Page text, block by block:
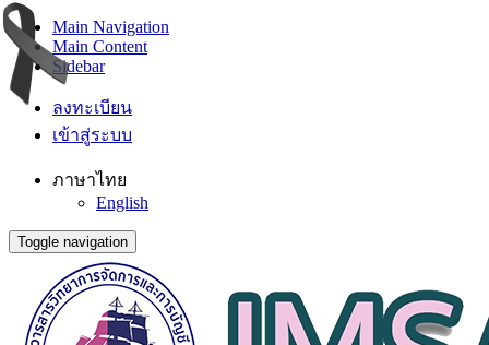
Main Navigation
Main Content
Sidebar
ลงทะเบียน
เข้าสู่ระบบ
ภาษาไทย
English
Toggle navigation